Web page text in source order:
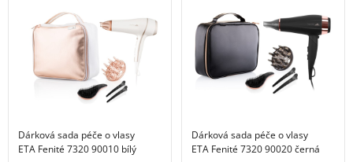
Dárková sada péče o vlasy
ETA Fenité 7320 90010 bílý
Dárková sada péče o vlasy
ETA Fenité 7320 90020 černá